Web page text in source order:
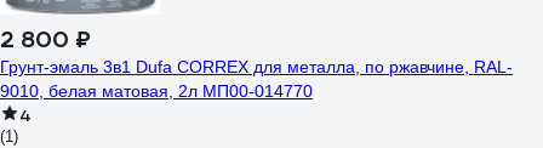
2 800 ₽
Грунт-эмаль 3в1 Dufa CORREX для металла, по ржавчине, RAL-
9010, белая матовая, 2л МП00-014770
4
(1)